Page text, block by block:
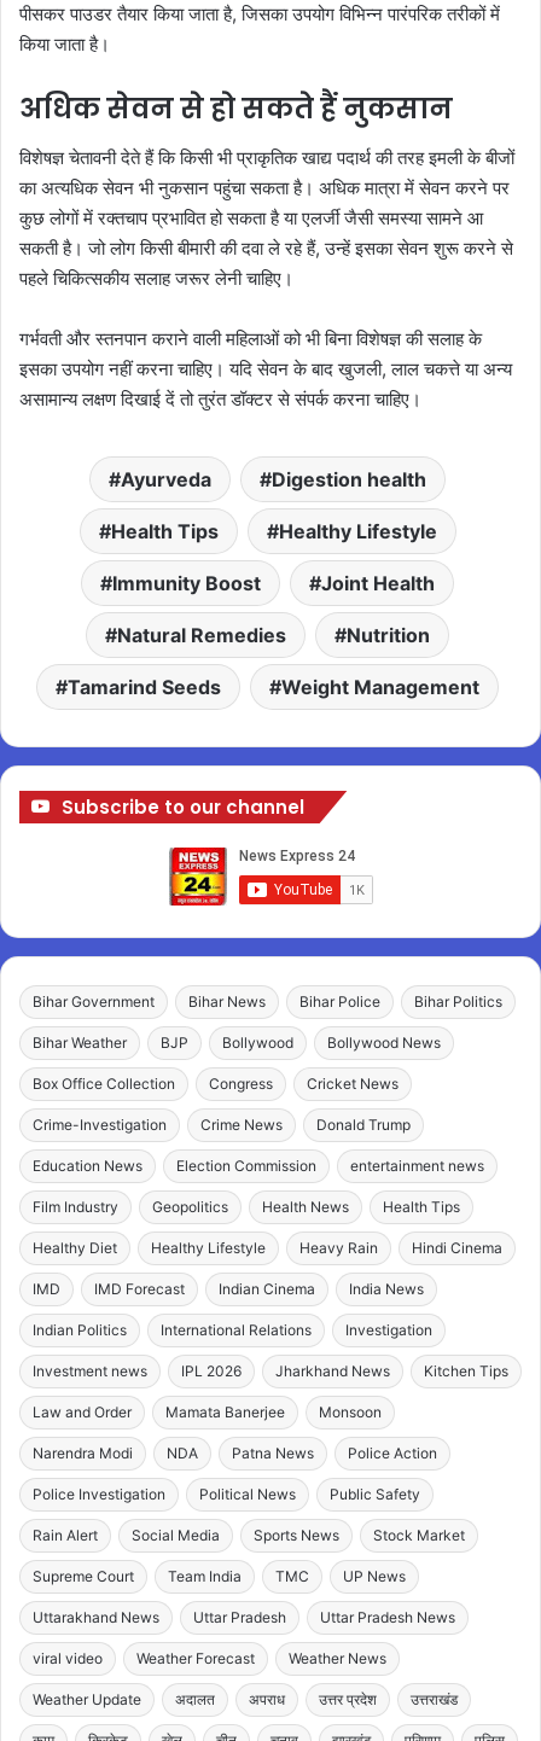
पीसकर पाउडर तैयार किया जाता है, जिसका उपयोग विभिन्न पारंपरिक तरीकों में
किया जाता है।
अधिक सेवन से हो सकते हैं नुकसान
विशेषज्ञ चेतावनी देते हैं कि किसी भी प्राकृतिक खाद्य पदार्थ की तरह इमली के बीजों
का अत्यधिक सेवन भी नुकसान पहुंचा सकता है। अधिक मात्रा में सेवन करने पर
कुछ लोगों में रक्तचाप प्रभावित हो सकता है या एलर्जी जैसी समस्या सामने आ
सकती है। जो लोग किसी बीमारी की दवा ले रहे हैं, उन्हें इसका सेवन शुरू करने से
पहले चिकित्सकीय सलाह जरूर लेनी चाहिए।
गर्भवती और स्तनपान कराने वाली महिलाओं को भी बिना विशेषज्ञ की सलाह के
इसका उपयोग नहीं करना चाहिए। यदि सेवन के बाद खुजली, लाल चकत्ते या अन्य
असामान्य लक्षण दिखाई दें तो तुरंत डॉक्टर से संपर्क करना चाहिए।
Ayurveda Digestion health
Health Tips Healthy Lifestyle
Immunity Boost Joint Health
Natural Remedies Nutrition
Tamarind Seeds Weight Management
Subscribe to our channel
Bihar Government Bihar News Bihar Police Bihar Politics
Bihar Weather BJP Bollywood Bollywood News
Box Office Collection Congress Cricket News
Crime-Investigation Crime News Donald Trump
Education News Election Commission entertainment news
Film Industry Geopolitics Health News Health Tips
Healthy Diet Healthy Lifestyle Heavy Rain Hindi Cinema
IMD IMD Forecast Indian Cinema India News
Indian Politics International Relations Investigation
Investment news IPL 2026 Jharkhand News Kitchen Tips
Law and Order Mamata Banerjee Monsoon
Narendra Modi NDA Patna News Police Action
Police Investigation Political News Public Safety
Rain Alert Social Media Sports News Stock Market
Supreme Court Team India TMC UP News
Uttarakhand News Uttar Pradesh Uttar Pradesh News
viral video Weather Forecast Weather News
Weather Update अदालत अपराध उत्तर प्रदेश उत्तराखंड